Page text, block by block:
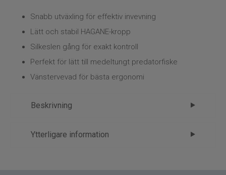
Snabb utväxling för effektiv invevning
Lätt och stabil HAGANE-kropp
Silkeslen gång för exakt kontroll
Perfekt för lätt till medeltungt predatorfiske
Vänstervevad för bästa ergonomi
Beskrivning
Shimano SLX 71XG Vänster
Ytterligare information